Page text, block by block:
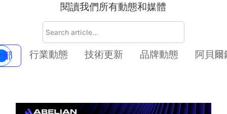
閱讀我們所有動態和媒體
部 行業動態 技術更新 品牌動態 阿貝爾